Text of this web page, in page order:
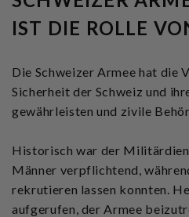
IST DIE ROLLE
Die Schweizer Armee hat die
Sicherheit der Schweiz und
gewährleisten und zivile
Historisch war der
Männer verpflichtend,
rekrutieren lassen konnten.
aufgerufen, der Armee